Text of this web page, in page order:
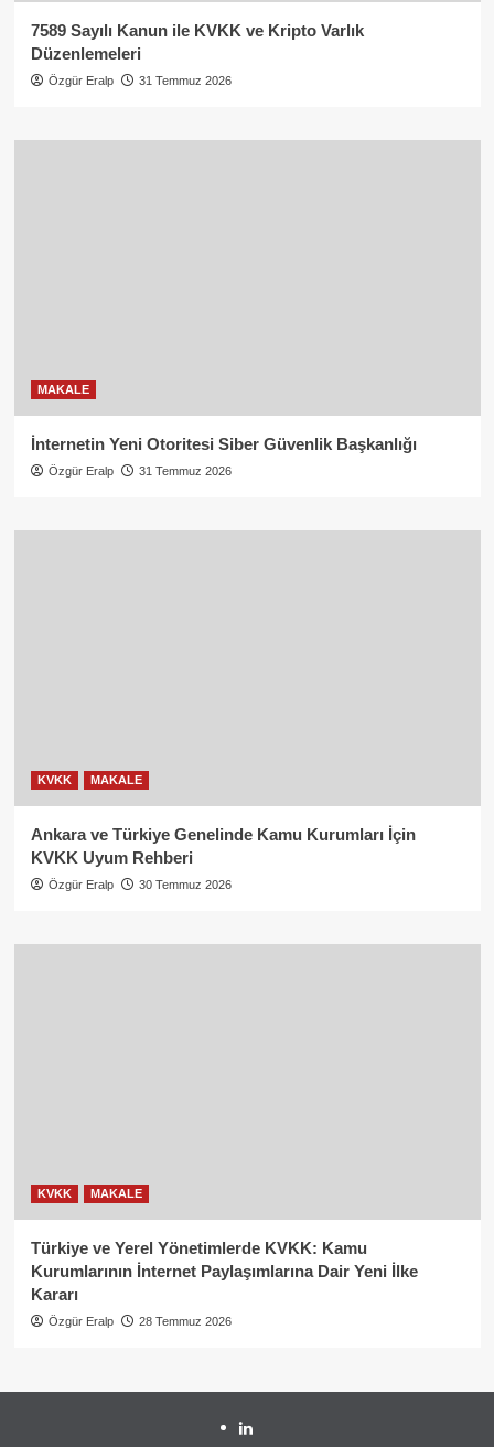
7589 Sayılı Kanun ile KVKK ve Kripto Varlık
Düzenlemeleri
Özgür Eralp 31 Temmuz 2026
MAKALE
İnternetin Yeni Otoritesi Siber Güvenlik Başkanlığı
Özgür Eralp 31 Temmuz 2026
KVKK MAKALE
Ankara ve Türkiye Genelinde Kamu Kurumları İçin
KVKK Uyum Rehberi
Özgür Eralp 30 Temmuz 2026
KVKK MAKALE
Türkiye ve Yerel Yönetimlerde KVKK: Kamu
Kurumlarının İnternet Paylaşımlarına Dair Yeni İlke
Kararı
Özgür Eralp 28 Temmuz 2026
linkedin